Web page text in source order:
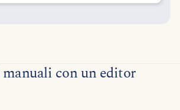
con un editor